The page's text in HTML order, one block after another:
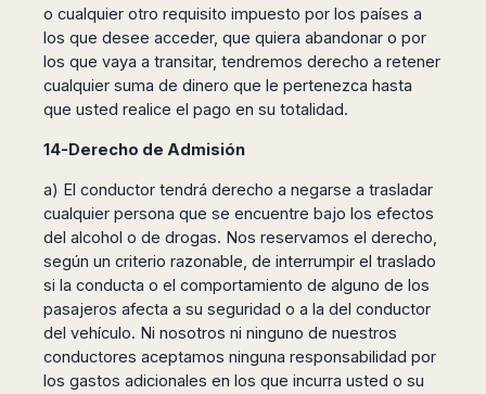
o cualquier otro requisito impuesto por los países a
los que desee acceder, que quiera abandonar o por
los que vaya a transitar, tendremos derecho a retener
cualquier suma de dinero que le pertenezca hasta
que usted realice el pago en su totalidad.
14-Derecho de Admisión
a) El conductor tendrá derecho a negarse a trasladar
cualquier persona que se encuentre bajo los efectos
del alcohol o de drogas. Nos reservamos el derecho,
según un criterio razonable, de interrumpir el traslado
si la conducta o el comportamiento de alguno de los
pasajeros afecta a su seguridad o a la del conductor
del vehículo. Ni nosotros ni ninguno de nuestros
conductores aceptamos ninguna responsabilidad por
los gastos adicionales en los que incurra usted o su